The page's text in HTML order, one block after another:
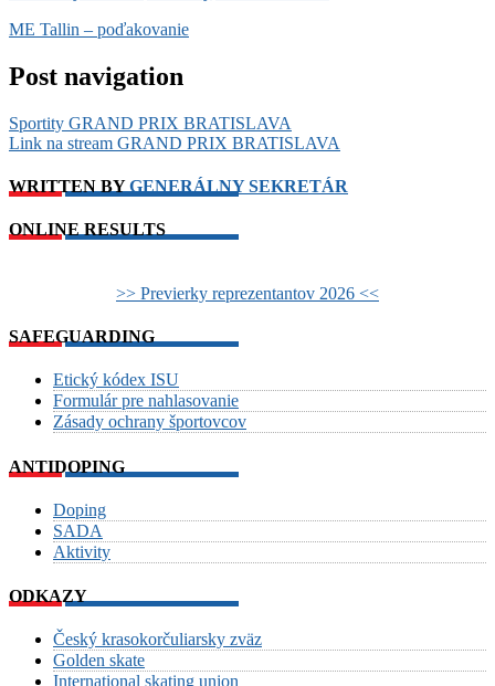
ME Tallin – poďakovanie
Post navigation
Sportity GRAND PRIX BRATISLAVA
Link na stream GRAND PRIX BRATISLAVA
WRITTEN BYGENERÁLNY SEKRETÁR
ONLINE RESULTS
>> Previerky reprezentantov 2026 <<
SAFEGUARDING
Etický kódex ISU
Formulár pre nahlasovanie
Zásady ochrany športovcov
ANTIDOPING
Doping
SADA
Aktivity
ODKAZY
Český krasokorčuliarsky zväz
Golden skate
International skating union